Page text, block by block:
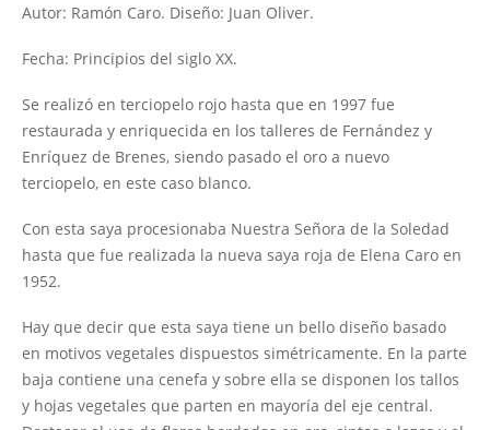
Lema
Cartelista
Padrinos
Simposio Soledad y Santo Entierro
Hoja Informativa 'Coronación'
Tienda
de recuerdos
Autor: Ramón Caro. Diseño: Juan Oliver.
Fecha: Principios del siglo XX.
Se realizó en terciopelo rojo hasta que en 1997 fue
restaurada y enriquecida en los talleres de Fernández y
Enríquez de Brenes, siendo pasado el oro a nuevo
terciopelo, en este caso blanco.
Con esta saya procesionaba Nuestra Señora de la Soledad
hasta que fue realizada la nueva saya roja de Elena Caro en
1952.
Hay que decir que esta saya tiene un bello diseño basado
en motivos vegetales dispuestos simétricamente. En la parte
baja contiene una cenefa y sobre ella se disponen los tallos
y hojas vegetales que parten en mayoría del eje central.